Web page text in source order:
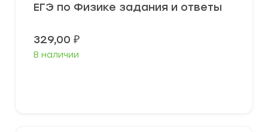
ЕГЭ по Физике задания и ответы
329,00 ₽
В наличии